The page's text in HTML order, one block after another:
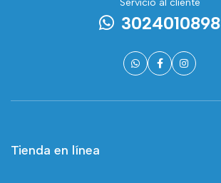
Servicio al cliente
3024010898
Tienda en línea